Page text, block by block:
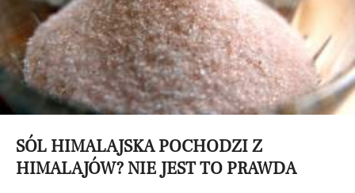
SÓL HIMALAJSKA POCHODZI Z
HIMALAJÓW? NIE JEST TO PRAWDA